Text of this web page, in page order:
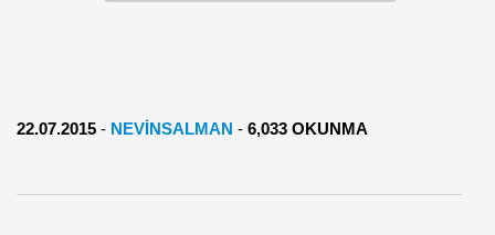
22.07.2015 - NEVINSALMAN - 6,033 OKUNMA